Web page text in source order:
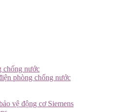
chống nước
phòng chống nước
vệ động cơ Siemens